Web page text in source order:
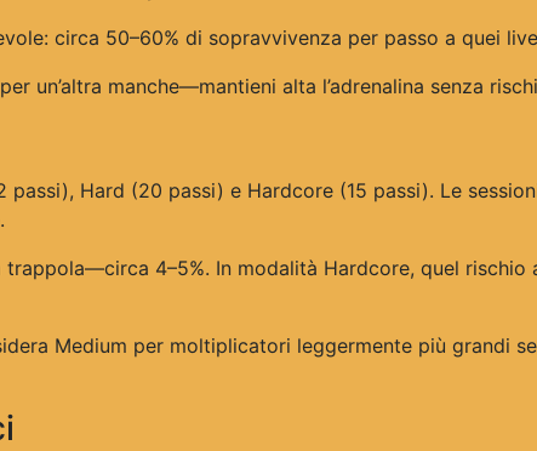
circa 50–60% di sopravvivenza per passo a quei
un’altra manche—mantieni alta l’adrenalina senza
Hard (20 passi) e Hardcore (15 passi). Le
4–5%. In modalità Hardcore, quel rischio
Medium per moltiplicatori leggermente più grandi